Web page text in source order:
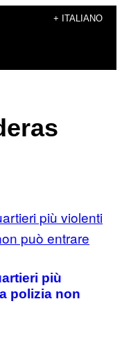
+ ITALIANO
più
polizia non